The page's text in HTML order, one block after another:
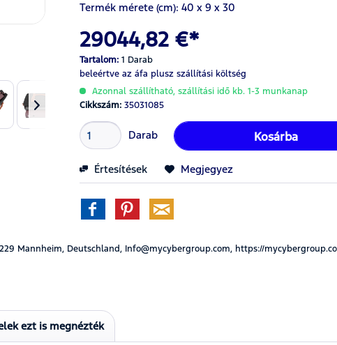
Termék mérete (cm): 40 x 9 x 30
29044,82 €*
Tartalom:1 Darab
beleértve az áfa plusz szállítási költség
Azonnal szállítható, szállítási idő kb. 1-3 munkanap
Cikkszám:35031085
Darab Kosárba
Értesítések Megjegyez
Mannheim, Deutschland, Info@mycybergroup.com, https://
ezt is megnézték